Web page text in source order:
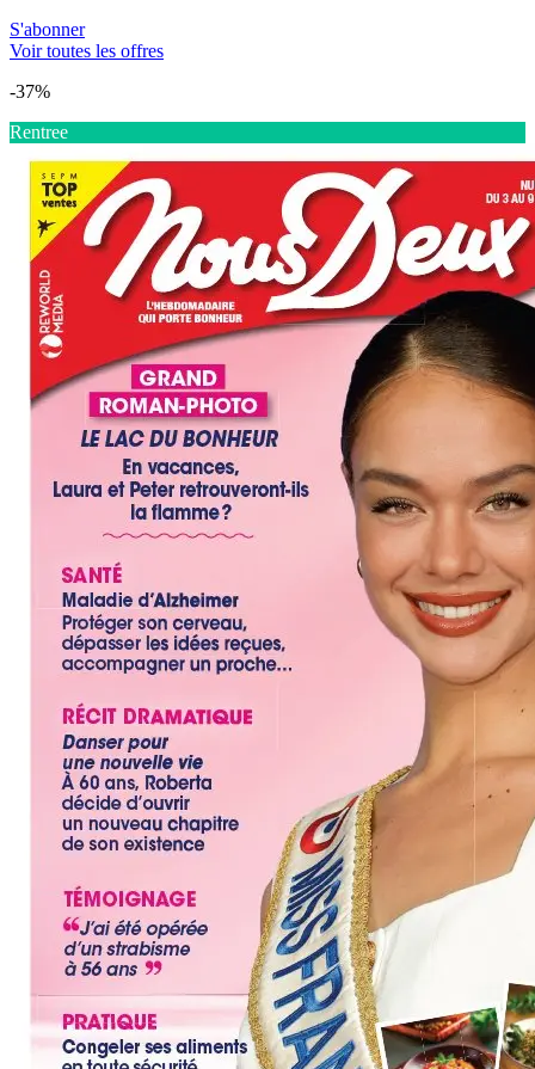
S'abonner
Voir toutes les offres
-37%
Rentree